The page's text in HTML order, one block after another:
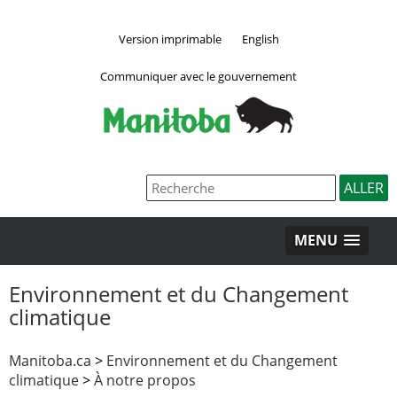
Version imprimable English
Communiquer avec le gouvernement
MENU
Environnement et du Changement
climatique
Manitoba.ca > Environnement et du Changement
climatique>À notre propos